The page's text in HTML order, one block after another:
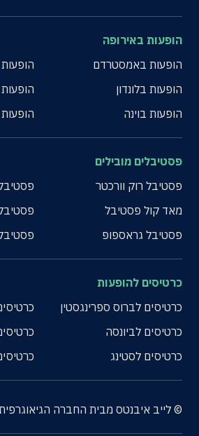
הופעות באירופה
הופעות באמסטרדם
הופעות בלונדון
הופעות בוינה
פסטיבלים מובילים
פסטיבל רוק וורכטר
מאד קול פסטיבל
פסטיבל גראספופ
כרטיסים להופעות
כרטיסים לברוס ספרינגסטין
כרטיסים לביונסה
כרטיסים לסטינג
© לייב איבנטס מבית החברה